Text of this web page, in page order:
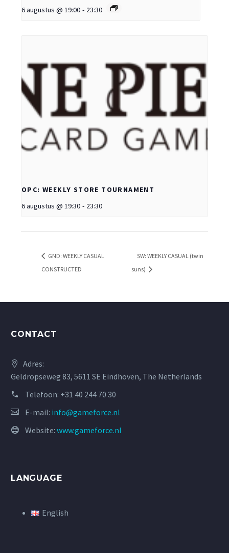
6 augustus @ 19:00 - 23:30
OPC: WEEKLY STORE TOURNAMENT
6 augustus @ 19:30 - 23:30
GND: WEEKLY CASUAL
CONSTRUCTED
SW: WEEKLY CASUAL (twin
suns)
CONTACT
Adres:
Geldropseweg 83, 5611 SE Eindhoven, The Netherlands
Telefoon: +31 40 244 70 30
E-mail: info@gameforce.nl
Website: www.gameforce.nl
LANGUAGE
English